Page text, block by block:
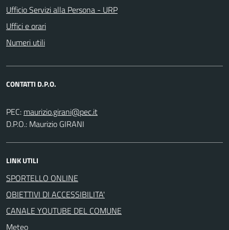
Ufficio Servizi alla Persona - URP
Uffici e orari
Numeri utili
CONTATTI D.P.O.
PEC:
D.P.O.: Maurizio GIRANI
LINK UTILI
SPORTELLO ONLINE
OBIETTIVI DI ACCESSIBILITA'
CANALE YOUTUBE DEL COMUNE
Meteo